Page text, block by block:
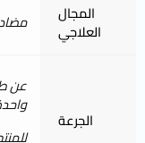
المجال
العلاجي
الجرعة
عن